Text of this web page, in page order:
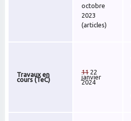
octobre
2023
(articles)
Travaux en
cours (TeC)
11 22
janvier
2024